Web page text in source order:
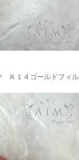
Ｋ１４ゴールドフィル